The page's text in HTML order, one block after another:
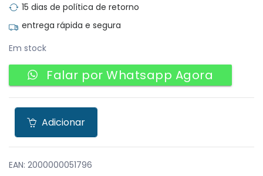
15 dias de política de retorno
entrega rápida e segura
Em stock
Falar por Whatsapp Agora
Adicionar
EAN: 2000000051796